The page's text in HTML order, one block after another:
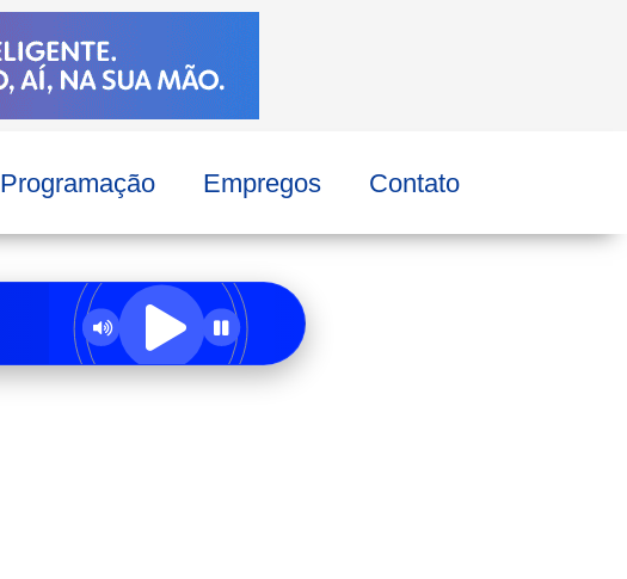
Programação Empregos Contato